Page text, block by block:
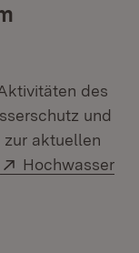
des
und
zur aktuellen
Extern:
Hochwasser